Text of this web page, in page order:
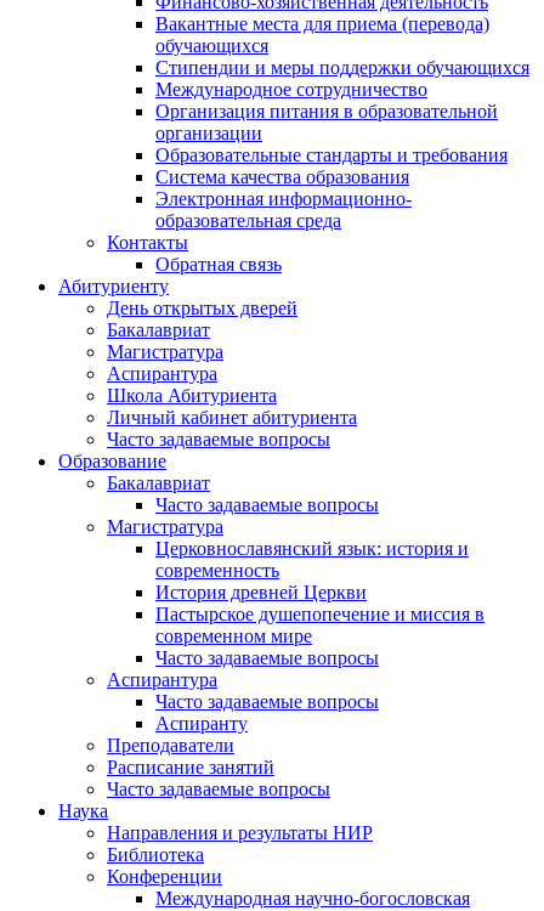
Вакантные места для приема (перевода)
обучающихся
Стипендии и меры поддержки обучающихся
Международное сотрудничество
Организация питания в образовательной
организации
Образовательные стандарты и требования
Система качества образования
Электронная информационно-
образовательная среда
Контакты
Обратная связь
Абитуриенту
День открытых дверей
Бакалавриат
Магистратура
Аспирантура
Школа Абитуриента
Личный кабинет абитуриента
Часто задаваемые вопросы
Образование
Бакалавриат
Часто задаваемые вопросы
Магистратура
Церковнославянский язык: история и
современность
История древней Церкви
Пастырское душепопечение и миссия в
современном мире
Часто задаваемые вопросы
Аспирантура
Часто задаваемые вопросы
Аспиранту
Преподаватели
Расписание занятий
Часто задаваемые вопросы
Наука
Направления и результаты НИР
Библиотека
Конференции
Международная научно-богословская